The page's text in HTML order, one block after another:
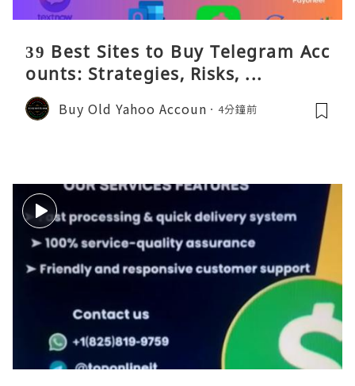
39 Best Sites to Buy Telegram Acc
ounts: Strategies, Risks, ...
Buy Old Yahoo Accoun 4分鐘前